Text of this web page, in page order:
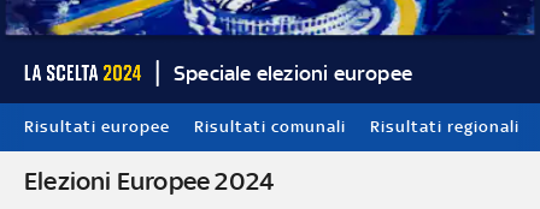
Speciale elezioni europee
Risultati europee Risultati comunali Risultati regionali
Elezioni Europee 2024